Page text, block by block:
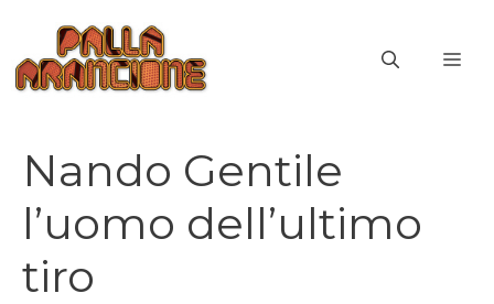
contenuto
Nando Gentile
l’uomo dell’ultimo
tiro